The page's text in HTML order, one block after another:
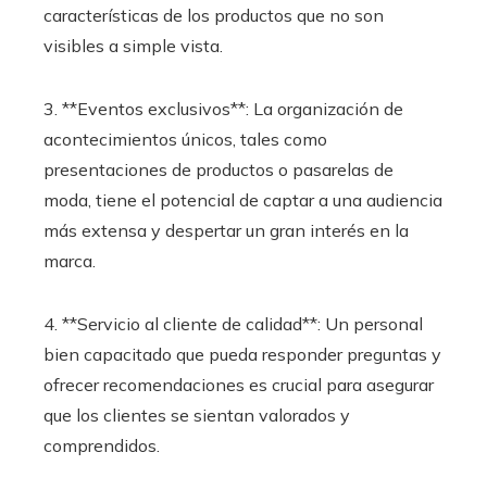
características de los productos que no son
visibles a simple vista.
3. **Eventos exclusivos**: La organización de
acontecimientos únicos, tales como
presentaciones de productos o pasarelas de
moda, tiene el potencial de captar a una audiencia
más extensa y despertar un gran interés en la
marca.
4. **Servicio al cliente de calidad**: Un personal
bien capacitado que pueda responder preguntas y
ofrecer recomendaciones es crucial para asegurar
que los clientes se sientan valorados y
comprendidos.